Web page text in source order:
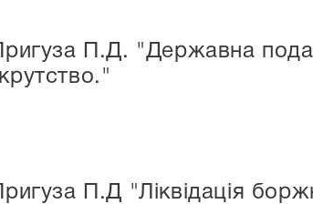
П.Д. "Державна
П.Д "Ліквідація